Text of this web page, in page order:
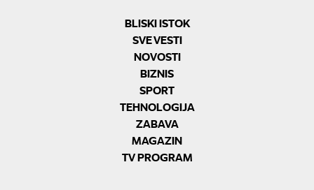
BLISKI ISTOK
SVE VESTI
NOVOSTI
BIZNIS
SPORT
TEHNOLOGIJA
ZABAVA
MAGAZIN
TV PROGRAM